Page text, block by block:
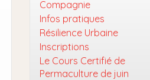
Compagnie
Infos pratiques
Résilience Urbaine
Inscriptions
Le Cours Certifié de
Permaculture de juin